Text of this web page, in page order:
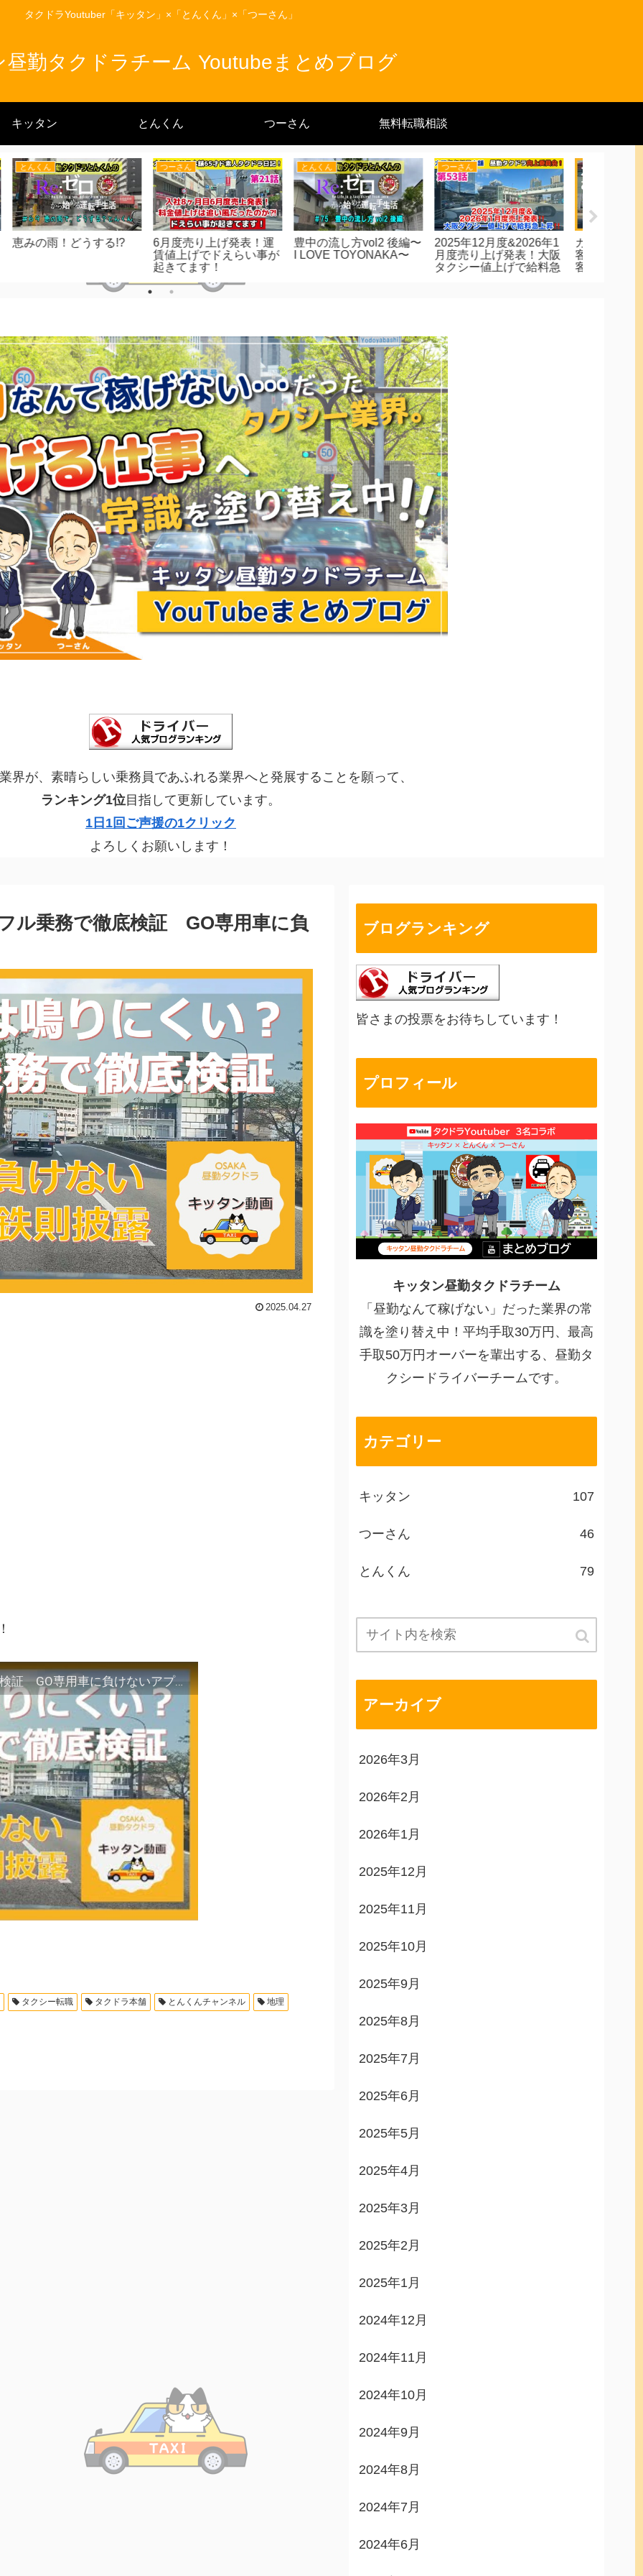
タクドラYoutuber「キッタン」×「とんくん」×「つーさん」
昼勤タクドラチーム Youtubeまとめブログ
キッタン とんくん つーさん 無料転職相談
とんくん
豊中の流し方vol2 後編〜
つーさん
2025年12月度&2026年1
月度売り上げ発表！大阪
タクシー値上げで給料急
キッタン
カーナビよりも強力なお
客様ナビを活用する お
キッタン
《大阪タクドラ脇道マス
ター》配車アプリの達人
になる！（１２）赤川森
界が、素晴らしい乗務員であふれる業界へと発展することを願って、
ランキング1位目指して更新しています。
1日1回ご声援の1クリック
よろしくお願いします！
ル乗務で徹底検証 GO専用車に負
2025.04.27
アプリGOは鳴りにくい？平日フル乗務で徹底検証 GO専用車に負けないアプリ受注の鉄則披露 【大阪昼勤タクドラ】キッタン動画
タクシー転職 タクドラ本舗 とんくんチャンネル 地理
ブログランキング
皆さまの投票をお待ちしています！
プロフィール
キッタン昼勤タクドラチーム
「昼勤なんて稼げない」だった業界の常
識を塗り替え中！平均手取30万円、最高
手取50万円オーバーを輩出する、昼勤タ
クシードライバーチームです。
カテゴリー
キッタン 107
つーさん 46
とんくん 79
アーカイブ
2026年3月
2026年2月
2026年1月
2025年12月
2025年11月
2025年10月
2025年9月
2025年8月
2025年7月
2025年6月
2025年5月
2025年4月
2025年3月
2025年2月
2025年1月
2024年12月
2024年11月
2024年10月
2024年9月
2024年8月
2024年7月
2024年6月